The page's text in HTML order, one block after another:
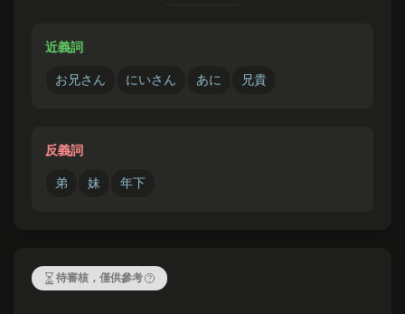
近義詞
お兄さん にいさん あに 兄貴
反義詞
弟 妹 年下